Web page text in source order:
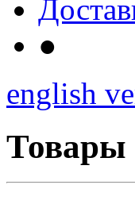
●
english
Товары